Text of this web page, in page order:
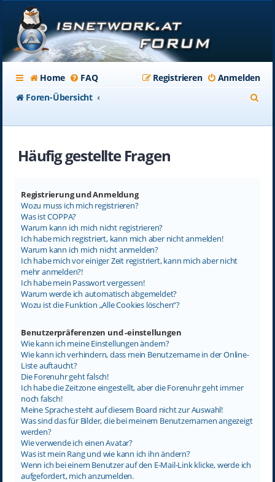
Home FAQ Anmelden
Registrieren
Foren-Übersicht
Häufig gestellte Fragen
Registrierung und Anmeldung
Wozu muss ich mich registrieren?
Was ist COPPA?
Warum kann ich mich nicht registrieren?
Ich habe mich registriert, kann mich aber nicht anmelden!
Warum kann ich mich nicht anmelden?
Ich habe mich vor einiger Zeit registriert, kann mich aber nicht
mehr anmelden?!
Ich habe mein Passwort vergessen!
Warum werde ich automatisch abgemeldet?
Wozu ist die Funktion „Alle Cookies löschen“?
Benutzerpräferenzen und -einstellungen
Wie kann ich meine Einstellungen ändern?
Wie kann ich verhindern, dass mein Benutzername in der Online-
Liste auftaucht?
Die Forenuhr geht falsch!
Ich habe die Zeitzone eingestellt, aber die Forenuhr geht immer
noch falsch!
Meine Sprache steht auf diesem Board nicht zur Auswahl!
Was sind das für Bilder, die bei meinem Benutzernamen angezeigt
werden?
Wie verwende ich einen Avatar?
Was ist mein Rang und wie kann ich ihn ändern?
Wenn ich bei einem Benutzer auf den E-Mail-Link klicke, werde ich
aufgefordert, mich anzumelden.